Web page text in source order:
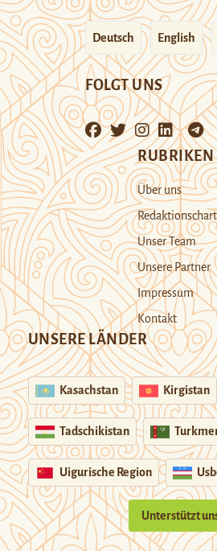
Deutsch English
FOLGT UNS
RUBRIKEN
Über uns
Unser Team
Unsere Partner
Impressum
Kontakt
UNSERE LÄNDER
Kasachstan Kirgistan
Tadschikistan
Uigurische Region
Unterstützt